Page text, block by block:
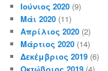
Ιούνιος 2020 (9)
Μάι 2020 (11)
Απρίλιος 2020 (2)
Μάρτιος 2020 (14)
Δεκέμβριος 2019 (6)